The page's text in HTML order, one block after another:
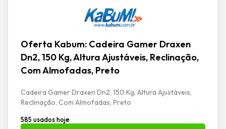
Oferta Kabum: Cadeira Gamer Draxen
Dn2, 150 Kg, Altura Ajustáveis, Reclinação,
Com Almofadas, Preto
Cadeira Gamer Draxen Dn2, 150 Kg, Altura Ajustáveis,
Reclinação, Com Almofadas, Preto
585 usados hoje